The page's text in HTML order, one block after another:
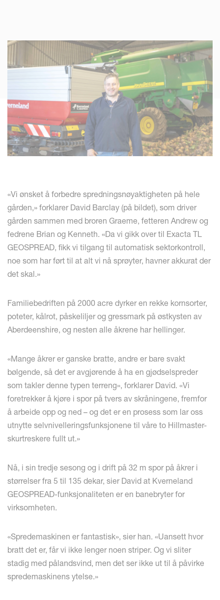
«Vi ønsket å forbedre spredningsnøyaktigheten på hele
gården,» forklarer David Barclay (på bildet), som driver
gården sammen med broren Graeme, fetteren Andrew og
fedrene Brian og Kenneth. «Da vi gikk over til Exacta TL
GEOSPREAD, fikk vi tilgang til automatisk sektorkontroll,
noe som har ført til at alt vi nå sprøyter, havner akkurat der
det skal.»
Familiebedriften på 2000 acre dyrker en rekke kornsorter,
poteter, kålrot, påskeliljer og gressmark på østkysten av
Aberdeenshire, og nesten alle åkrene har hellinger.
«Mange åkrer er ganske bratte, andre er bare svakt
bølgende, så det er avgjørende å ha en gjødselspreder
som takler denne typen terreng», forklarer David. «Vi
foretrekker å kjøre i spor på tvers av skråningene, fremfor
å arbeide opp og ned – og det er en prosess som lar oss
utnytte selvnivelleringsfunksjonene til våre to Hillmaster-
skurtreskere fullt ut.»
Nå, i sin tredje sesong og i drift på 32 m spor på åkrer i
størrelser fra 5 til 135 dekar, sier David at Kverneland
GEOSPREAD-funksjonaliteten er en banebryter for
virksomheten.
«Spredemaskinen er fantastisk», sier han. «Uansett hvor
bratt det er, får vi ikke lenger noen striper. Og vi sliter
stadig med pålandsvind, men det ser ikke ut til å påvirke
spredemaskinens ytelse.»